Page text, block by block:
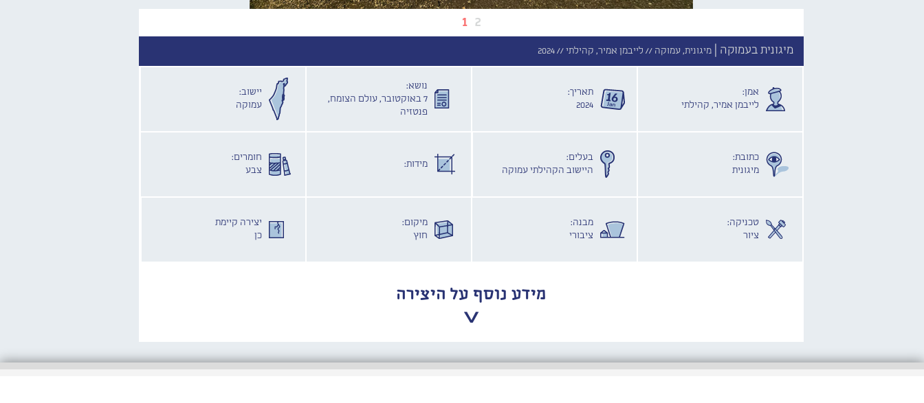
1 2
מיגונית בעמוקה | מיגונית, עמוקה // לייבמן אמיר, קהילתי //2024
אמן:
לייבמן אמיר, קהילתי
תאריך:
2024
נושא:
7 באוקטובר, עולם הצומח,
פנטזיה
יישוב:
עמוקה
כתובת:
מיגונית
בעלים:
היישוב הקהילתי עמוקה
מידות:
חומרים:
צבע
טכניקה:
ציור
מבנה:
ציבורי
מיקום:
חוץ
יצירה קיימת
כן
מידע נוסף על היצירה